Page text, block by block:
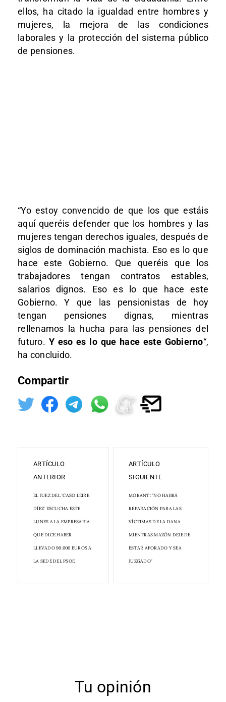
ellos, ha citado la igualdad entre hombres y
mujeres, la mejora de las condiciones
laborales y la protección del sistema público
de pensiones.
“Yo estoy convencido de que los que estáis
aquí queréis defender que los hombres y las
mujeres tengan derechos iguales, después de
siglos de dominación machista. Eso es lo que
hace este Gobierno. Que queréis que los
trabajadores tengan contratos estables,
salarios dignos. Eso es lo que hace este
Gobierno. Y que las pensionistas de hoy
tengan pensiones dignas, mientras
rellenamos la hucha para las pensiones del
futuro. Y eso es lo que hace este Gobierno“,
ha concluido.
Compartir
ARTÍCULO
ANTERIOR
EL JUEZ DEL 'CASO LEIRE
DÍEZ' ESCUCHA ESTE
LUNES A LA EMPRESARIA
QUE DICE HABER
LLEVADO 90.000 EUROS A
LA SEDE DEL PSOE
ARTÍCULO
SIGUIENTE
MORANT: "NO HABRÁ
REPARACIÓN PARA LAS
VÍCTIMAS DE LA DANA
MIENTRAS MAZÓN DEJE DE
ESTAR AFORADO Y SEA
JUZGADO"
Tu opinión